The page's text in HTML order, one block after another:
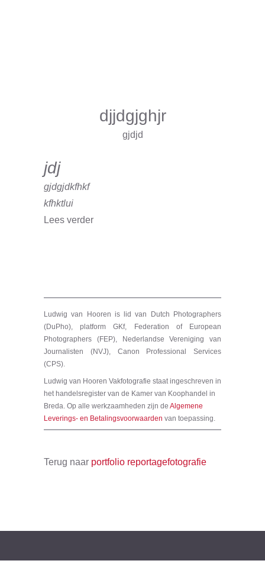
djjdgjghjr
gjdjd
jdj
gjdgjdkfhkf
kfhktlui
Lees verder
Ludwig van Hooren is lid van Dutch Photographers
(DuPho), platform GKf, Federation of European
Photographers (FEP), Nederlandse Vereniging van
Journalisten (NVJ), Canon Professional Services
(CPS).
Ludwig van Hooren Vakfotografie staat ingeschreven in
het handelsregister van de Kamer van Koophandel in
Breda. Op alle werkzaamheden zijn de Algemene
Leverings- en Betalingsvoorwaarden van toepassing.
Terug naar portfolio reportagefotografie